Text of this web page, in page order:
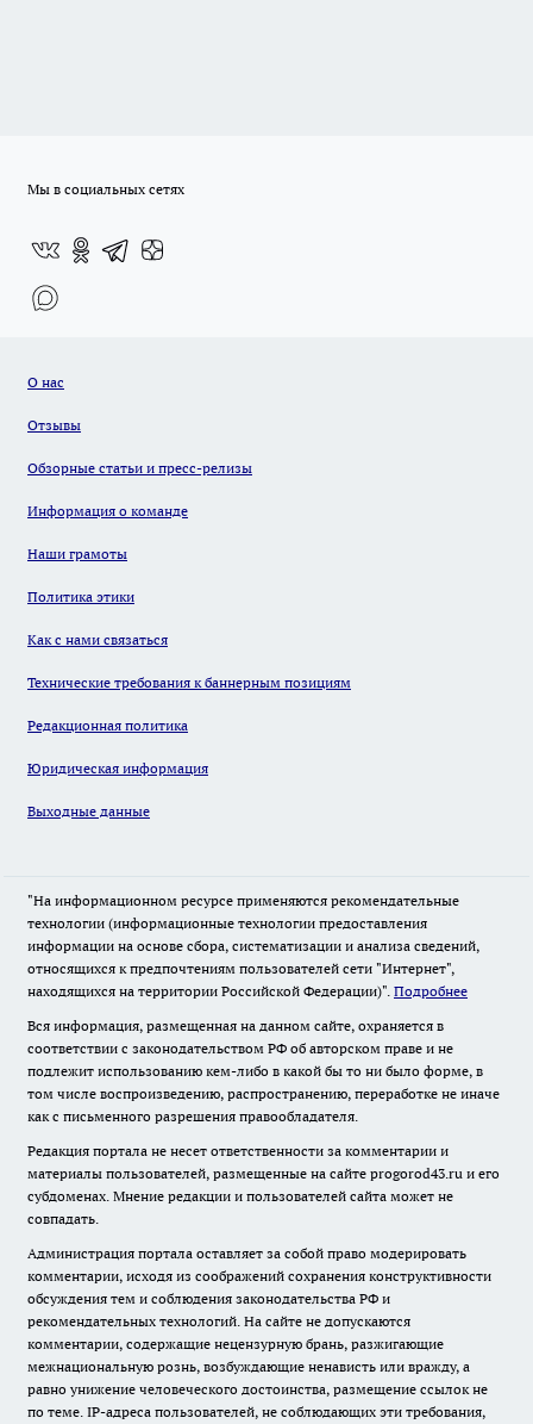
Мы в социальных сетях
О нас
Отзывы
Обзорные статьи и пресс-релизы
Информация о команде
Наши грамоты
Политика этики
Как с нами связаться
Технические требования к баннерным позициям
Редакционная политика
Юридическая информация
Выходные данные
"На информационном ресурсе применяются рекомендательные
технологии (информационные технологии предоставления
информации на основе сбора, систематизации и анализа сведений,
относящихся к предпочтениям пользователей сети "Интернет",
находящихся на территории Российской Федерации)". Подробнее
Вся информация, размещенная на данном сайте, охраняется в
соответствии с законодательством РФ об авторском праве и не
подлежит использованию кем-либо в какой бы то ни было форме, в
том числе воспроизведению, распространению, переработке не иначе
как с письменного разрешения правообладателя.
Редакция портала не несет ответственности за комментарии и
материалы пользователей, размещенные на сайте progorod43.ru и его
субдоменах. Мнение редакции и пользователей сайта может не
совпадать.
Администрация портала оставляет за собой право модерировать
комментарии, исходя из соображений сохранения конструктивности
обсуждения тем и соблюдения законодательства РФ и
рекомендательных технологий. На сайте не допускаются
комментарии, содержащие нецензурную брань, разжигающие
межнациональную рознь, возбуждающие ненависть или вражду, а
равно унижение человеческого достоинства, размещение ссылок не
по теме. IP-адреса пользователей, не соблюдающих эти требования,